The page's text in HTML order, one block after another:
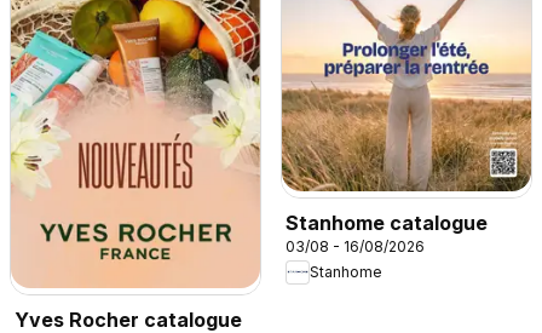
Yves Rocher catalogue
Stanhome catalogue
03/08 - 16/08/2026
Stanhome